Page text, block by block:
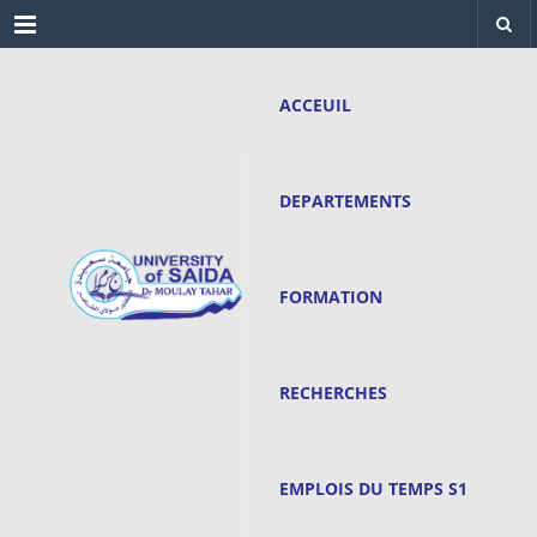
Menu
ACCEUIL
DEPARTEMENTS
FORMATION
RECHERCHES
EMPLOIS DU TEMPS S1